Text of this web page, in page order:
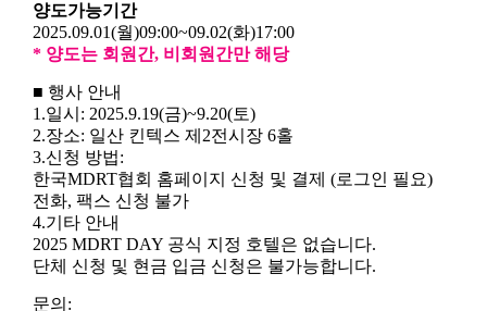
양도가능기간
2025.09.01(월)09:00~09.02(화)17:00
* 양도는 회원간, 비회원간만 해당
■ 행사 안내
1.일시: 2025.9.19(금)~9.20(토)
2.장소: 일산 킨텍스 제2전시장 6홀
3.신청 방법:
한국MDRT협회 홈페이지 신청 및 결제 (로그인 필요)
전화, 팩스 신청 불가
4.기타 안내
2025 MDRT DAY 공식 지정 호텔은 없습니다.
단체 신청 및 현금 입금 신청은 불가능합니다.
문의: